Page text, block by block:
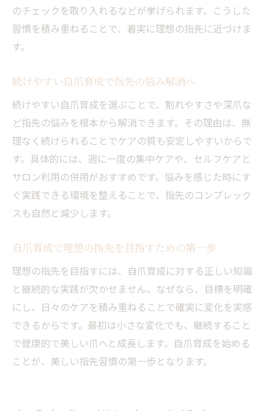
健康な爪を保つ自爪育成の基礎知識を解説
自爪育成で強く美しい爪を育てるポイント
自爪育成の専門的ケアで変わる指先の印象
自爪育成を続けて得られるメリットまとめ
自爪育成が叶える美しい手元への近道
自爪育成がもたらす手元美の変化を実感
理想の手元に近づく自爪育成の習慣術
自爪育成で手元のコンプレックスを解消
自爪育成による手元ケアのポイント解説
美しい手元を維持する自爪育成の秘訣
八幡市で話題の自爪育成とハンドケア実践法
八幡市で注目の自爪育成実践法を徹底解説
自爪育成とハンドケアの合わせ技で美しさ
倍増
実践しやすい自爪育成と手肌ケアのコツ紹
のチェックを取り入れるなどが挙げられます。こうした
習慣を積み重ねることで、着実に理想の指先に近づけま
す。
続けやすい自爪育成で指先の悩み解消へ
続けやすい自爪育成を選ぶことで、割れやすさや深爪な
ど指先の悩みを根本から解消できます。その理由は、無
理なく続けられることでケアの質も安定しやすいからで
す。具体的には、週に一度の集中ケアや、セルフケアと
サロン利用の併用がおすすめです。悩みを感じた時にす
ぐ実践できる環境を整えることで、指先のコンプレック
スも自然と減少します。
自爪育成で理想の指先を目指すための第一歩
理想の指先を目指すには、自爪育成に対する正しい知識
と継続的な実践が欠かせません。なぜなら、目標を明確
にし、日々のケアを積み重ねることで確実に変化を実感
できるからです。最初は小さな変化でも、継続すること
で健康的で美しい爪へと成長します。自爪育成を始める
ことが、美しい指先習慣の第一歩となります。